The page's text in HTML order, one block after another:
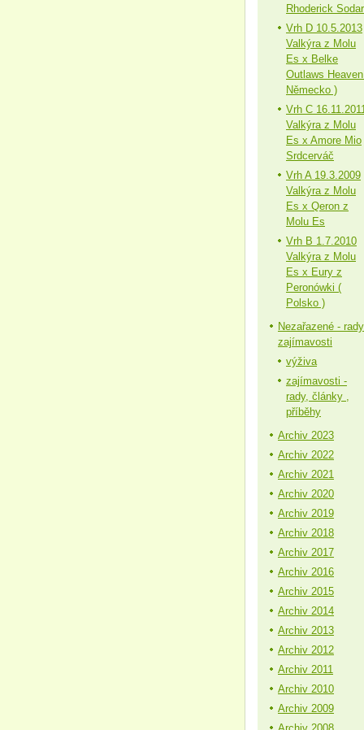
Rhoderick Sodar
Vrh D 10.5.2013
Valkýra z Molu
Es x Belke
Outlaws
Německo )
Vrh C
Valkýra z Molu
Es x Amore Mio
Srdcerváč
Vrh A 19.3.2009
Valkýra z Molu
Es x Qeron z
Molu Es
Vrh B 1.7.2010
Valkýra z Molu
Es x Eury z
Peronówki (
Polsko )
Nezařazené -
zajímavosti
výživa
zajímavosti -
rady, články ,
příběhy
Archiv 2023
Archiv 2022
Archiv 2021
Archiv 2020
Archiv 2019
Archiv 2018
Archiv 2017
Archiv 2016
Archiv 2015
Archiv 2014
Archiv 2013
Archiv 2012
Archiv 2011
Archiv 2010
Archiv 2009